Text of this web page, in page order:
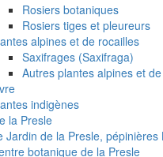
Rosiers botaniques
Rosiers tiges et pleureurs
alpines et de rocailles
Saxifrages (Saxifraga)
Autres plantes alpines et
indigènes
la Presle
Jardin de la Presle, pépinières
botanique de la Presle